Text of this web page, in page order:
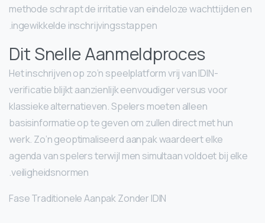
methode schrapt de irritatie van eindeloze wachttijden en
ingewikkelde inschrijvingsstappen.
Dit Snelle Aanmeldproces
Het inschrijven op zo’n speelplatform vrij van IDIN-
verificatie blijkt aanzienlijk eenvoudiger versus voor
klassieke alternatieven. Spelers moeten alleen
basisinformatie op te geven om zullen direct met hun
werk. Zo’n geoptimaliseerd aanpak waardeert elke
agenda van spelers terwijl men simultaan voldoet bij elke
veiligheidsnormen.
Fase Traditionele Aanpak Zonder IDIN